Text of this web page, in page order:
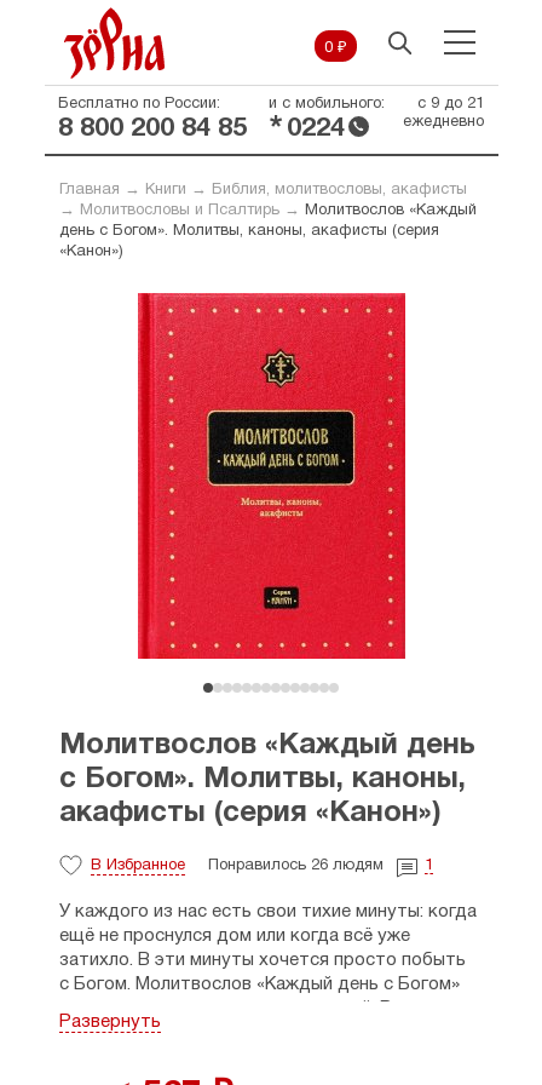
0 ₽
Бесплатно по России:
8 800 200 84 85
и с мобильного:
* 0224
с 9 до 21
ежедневно
Главная → Книги →
Библия, молитвословы, акафисты
→
Молитвословы и Псалтирь→
Молитвослов «Каждый
день с Богом». Молитвы, каноны, акафисты (серия
«Канон»)
Молитвослов «Каждый день
с Богом». Молитвы, каноны,
акафисты (серия «Канон»)
В Избранное Понравилось 26 людям 1
У каждого из нас есть свои тихие минуты: когда
ещё не проснулся дом или когда всё уже
затихло. В эти минуты хочется просто побыть
с Богом. Молитвослов «Каждый день с Богом»
утренние и вечерние молитвы, правило
акафиста: Иисусу Сладчайшему, Пресвятой
Развернуть